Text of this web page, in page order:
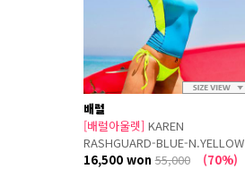
배럴
[배럴아울렛] KAREN
RASHGUARD-BLUE-N.YELLOW
16,500 won55,000 (70%)